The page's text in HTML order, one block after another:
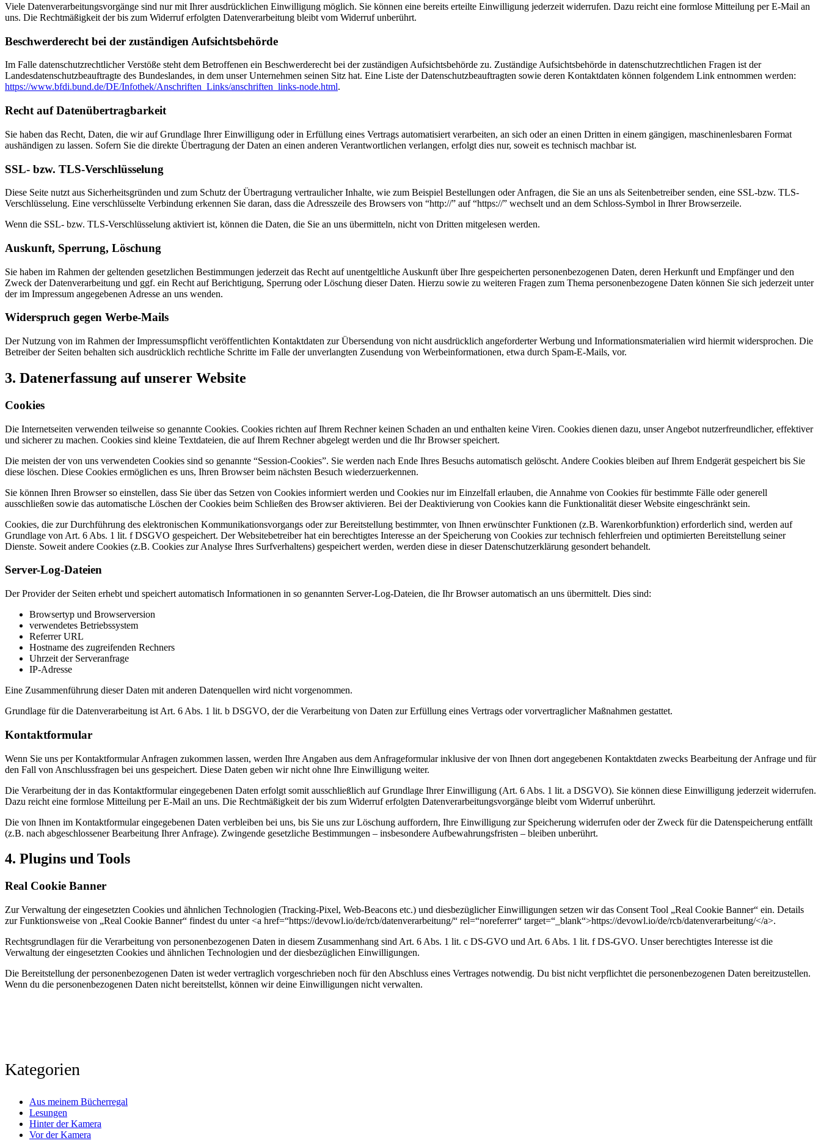
Viele Datenverarbeitungsvorgänge sind nur mit Ihrer ausdrücklichen Einwilligung möglich. Sie können eine bereits erteilte Einwilligung jederzeit widerrufen. Dazu reicht eine formlose Mitteilung per E-Mail an
uns. Die Rechtmäßigkeit der bis zum Widerruf erfolgten Datenverarbeitung bleibt vom Widerruf unberührt.
Beschwerderecht bei der zuständigen Aufsichtsbehörde
Im Falle datenschutzrechtlicher Verstöße steht dem Betroffenen ein Beschwerderecht bei der zuständigen Aufsichtsbehörde zu. Zuständige Aufsichtsbehörde in datenschutzrechtlichen Fragen ist der
Landesdatenschutzbeauftragte des Bundeslandes, in dem unser Unternehmen seinen Sitz hat. Eine Liste der Datenschutzbeauftragten sowie deren Kontaktdaten können folgendem Link entnommen werden:
https://www.bfdi.bund.de/DE/Infothek/Anschriften_Links/anschriften_links-node.html.
Recht auf Datenübertragbarkeit
Sie haben das Recht, Daten, die wir auf Grundlage Ihrer Einwilligung oder in Erfüllung eines Vertrags automatisiert verarbeiten, an sich oder an einen Dritten in einem gängigen, maschinenlesbaren Format
aushändigen zu lassen. Sofern Sie die direkte Übertragung der Daten an einen anderen Verantwortlichen verlangen, erfolgt dies nur, soweit es technisch machbar ist.
SSL- bzw. TLS-Verschlüsselung
Diese Seite nutzt aus Sicherheitsgründen und zum Schutz der Übertragung vertraulicher Inhalte, wie zum Beispiel Bestellungen oder Anfragen, die Sie an uns als Seitenbetreiber senden, eine SSL-bzw. TLS-
Verschlüsselung. Eine verschlüsselte Verbindung erkennen Sie daran, dass die Adresszeile des Browsers von “http://” auf “https://” wechselt und an dem Schloss-Symbol in Ihrer Browserzeile.
Wenn die SSL- bzw. TLS-Verschlüsselung aktiviert ist, können die Daten, die Sie an uns übermitteln, nicht von Dritten mitgelesen werden.
Auskunft, Sperrung, Löschung
Sie haben im Rahmen der geltenden gesetzlichen Bestimmungen jederzeit das Recht auf unentgeltliche Auskunft über Ihre gespeicherten personenbezogenen Daten, deren Herkunft und Empfänger und den
Zweck der Datenverarbeitung und ggf. ein Recht auf Berichtigung, Sperrung oder Löschung dieser Daten. Hierzu sowie zu weiteren Fragen zum Thema personenbezogene Daten können Sie sich jederzeit unter
der im Impressum angegebenen Adresse an uns wenden.
Widerspruch gegen Werbe-Mails
Der Nutzung von im Rahmen der Impressumspflicht veröffentlichten Kontaktdaten zur Übersendung von nicht ausdrücklich angeforderter Werbung und Informationsmaterialien wird hiermit widersprochen. Die
Betreiber der Seiten behalten sich ausdrücklich rechtliche Schritte im Falle der unverlangten Zusendung von Werbeinformationen, etwa durch Spam-E-Mails, vor.
3. Datenerfassung auf unserer Website
Cookies
Die Internetseiten verwenden teilweise so genannte Cookies. Cookies richten auf Ihrem Rechner keinen Schaden an und enthalten keine Viren. Cookies dienen dazu, unser Angebot nutzerfreundlicher, effektiver
und sicherer zu machen. Cookies sind kleine Textdateien, die auf Ihrem Rechner abgelegt werden und die Ihr Browser speichert.
Die meisten der von uns verwendeten Cookies sind so genannte “Session-Cookies”. Sie werden nach Ende Ihres Besuchs automatisch gelöscht. Andere Cookies bleiben auf Ihrem Endgerät gespeichert bis Sie
diese löschen. Diese Cookies ermöglichen es uns, Ihren Browser beim nächsten Besuch wiederzuerkennen.
Sie können Ihren Browser so einstellen, dass Sie über das Setzen von Cookies informiert werden und Cookies nur im Einzelfall erlauben, die Annahme von Cookies für bestimmte Fälle oder generell
ausschließen sowie das automatische Löschen der Cookies beim Schließen des Browser aktivieren. Bei der Deaktivierung von Cookies kann die Funktionalität dieser Website eingeschränkt sein.
Cookies, die zur Durchführung des elektronischen Kommunikationsvorgangs oder zur Bereitstellung bestimmter, von Ihnen erwünschter Funktionen (z.B. Warenkorbfunktion) erforderlich sind, werden auf
Grundlage von Art. 6 Abs. 1 lit. f DSGVO gespeichert. Der Websitebetreiber hat ein berechtigtes Interesse an der Speicherung von Cookies zur technisch fehlerfreien und optimierten Bereitstellung seiner
Dienste. Soweit andere Cookies (z.B. Cookies zur Analyse Ihres Surfverhaltens) gespeichert werden, werden diese in dieser Datenschutzerklärung gesondert behandelt.
Server-Log-Dateien
Der Provider der Seiten erhebt und speichert automatisch Informationen in so genannten Server-Log-Dateien, die Ihr Browser automatisch an uns übermittelt. Dies sind:
Browsertyp und Browserversion
verwendetes Betriebssystem
Referrer URL
Hostname des zugreifenden Rechners
Uhrzeit der Serveranfrage
IP-Adresse
Eine Zusammenführung dieser Daten mit anderen Datenquellen wird nicht vorgenommen.
Grundlage für die Datenverarbeitung ist Art. 6 Abs. 1 lit. b DSGVO, der die Verarbeitung von Daten zur Erfüllung eines Vertrags oder vorvertraglicher Maßnahmen gestattet.
Kontaktformular
Wenn Sie uns per Kontaktformular Anfragen zukommen lassen, werden Ihre Angaben aus dem Anfrageformular inklusive der von Ihnen dort angegebenen Kontaktdaten zwecks Bearbeitung der Anfrage und für
den Fall von Anschlussfragen bei uns gespeichert. Diese Daten geben wir nicht ohne Ihre Einwilligung weiter.
Die Verarbeitung der in das Kontaktformular eingegebenen Daten erfolgt somit ausschließlich auf Grundlage Ihrer Einwilligung (Art. 6 Abs. 1 lit. a DSGVO). Sie können diese Einwilligung jederzeit widerrufen.
Dazu reicht eine formlose Mitteilung per E-Mail an uns. Die Rechtmäßigkeit der bis zum Widerruf erfolgten Datenverarbeitungsvorgänge bleibt vom Widerruf unberührt.
Die von Ihnen im Kontaktformular eingegebenen Daten verbleiben bei uns, bis Sie uns zur Löschung auffordern, Ihre Einwilligung zur Speicherung widerrufen oder der Zweck für die Datenspeicherung entfällt
(z.B. nach abgeschlossener Bearbeitung Ihrer Anfrage). Zwingende gesetzliche Bestimmungen – insbesondere Aufbewahrungsfristen – bleiben unberührt.
4. Plugins und Tools
Real Cookie Banner
Zur Verwaltung der eingesetzten Cookies und ähnlichen Technologien (Tracking-Pixel, Web-Beacons etc.) und diesbezüglicher Einwilligungen setzen wir das Consent Tool „Real Cookie Banner“ ein. Details
zur Funktionsweise von „Real Cookie Banner“ findest du unter <a href=“https://devowl.io/de/rcb/datenverarbeitung/“ rel=“noreferrer“ target=“_blank“>https://devowl.io/de/rcb/datenverarbeitung/</a>.
Rechtsgrundlagen für die Verarbeitung von personenbezogenen Daten in diesem Zusammenhang sind Art. 6 Abs. 1 lit. c DS-GVO und Art. 6 Abs. 1 lit. f DS-GVO. Unser berechtigtes Interesse ist die
Verwaltung der eingesetzten Cookies und ähnlichen Technologien und der diesbezüglichen Einwilligungen.
Die Bereitstellung der personenbezogenen Daten ist weder vertraglich vorgeschrieben noch für den Abschluss eines Vertrages notwendig. Du bist nicht verpflichtet die personenbezogenen Daten bereitzustellen.
Wenn du die personenbezogenen Daten nicht bereitstellst, können wir deine Einwilligungen nicht verwalten.
Kategorien
Aus meinem Bücherregal
Lesungen
Hinter der Kamera
Vor der Kamera